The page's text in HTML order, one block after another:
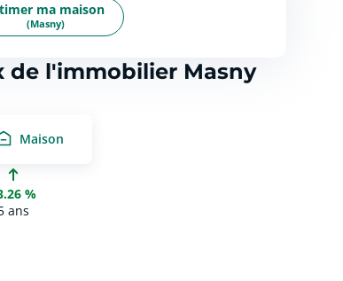
ma maison
(Masny)
de l'immobilier Masny
Maison
%
ans